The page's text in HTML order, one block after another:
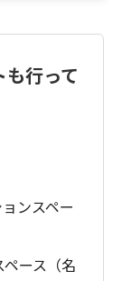
行って
ンスペー
ース（名